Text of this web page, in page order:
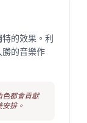
的效果。利
的音樂作
色都會貢獻
排。